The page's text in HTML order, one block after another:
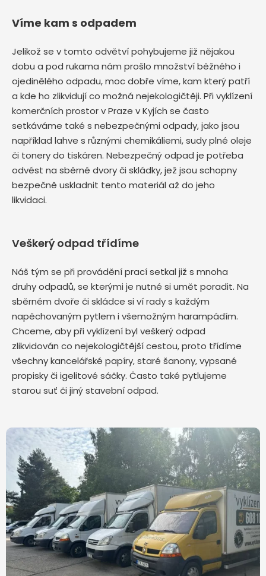
Víme kam s odpadem
Jelikož se v tomto odvětví pohybujeme již nějakou
dobu a pod rukama nám prošlo množství běžného i
ojedinělého odpadu, moc dobře víme, kam který patří
a kde ho zlikvidují co možná nejekologičtěji. Při vyklízení
komerčních prostor v Praze v Kyjích se často
setkáváme také s nebezpečnými odpady, jako jsou
například lahve s různými chemikáliemi, sudy plné oleje
či tonery do tiskáren. Nebezpečný odpad je potřeba
odvést na sběrné dvory či skládky, jež jsou schopny
bezpečně uskladnit tento materiál až do jeho
likvidaci.
Veškerý odpad třídíme
Náš tým se při provádění prací setkal již s mnoha
druhy odpadů, se kterými je nutné si umět poradit. Na
sběrném dvoře či skládce si ví rady s každým
napěchovaným pytlem i všemožným harampádím.
Chceme, aby při vyklízení byl veškerý odpad
zlikvidován co nejekologičtější cestou, proto třídíme
všechny kancelářské papíry, staré šanony, vypsané
propisky či igelitové sáčky. Často také pytlujeme
starou suť či jiný stavební odpad.